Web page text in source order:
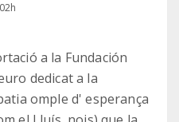
a la Fundación
dedicat a la
omple d' esperança